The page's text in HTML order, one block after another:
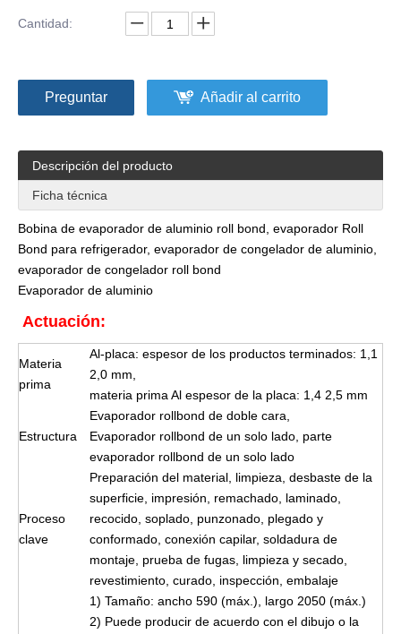
Cantidad:
Preguntar Añadir al carrito
Descripción del producto
Ficha técnica
Bobina de evaporador de aluminio roll bond, evaporador Roll
Bond para refrigerador, evaporador de congelador de aluminio,
evaporador de congelador roll bond
Evaporador de aluminio
Actuación:
Materia
prima
Al-placa: espesor de los productos terminados: 1,1
2,0 mm,
materia prima Al espesor de la placa: 1,4 2,5 mm
Estructura
Evaporador rollbond de doble cara,
Evaporador rollbond de un solo lado, parte
evaporador rollbond de un solo lado
Proceso
clave
Preparación del material, limpieza, desbaste de la
superficie, impresión, remachado, laminado,
recocido, soplado, punzonado, plegado y
conformado, conexión capilar, soldadura de
montaje, prueba de fugas, limpieza y secado,
revestimiento, curado, inspección, embalaje
1) Tamaño: ancho 590 (máx.), largo 2050 (máx.)
2) Puede producir de acuerdo con el dibujo o la